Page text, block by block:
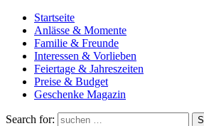
Startseite
Anlässe & Momente
Familie & Freunde
Interessen & Vorlieben
Feiertage & Jahreszeiten
Preise & Budget
Geschenke Magazin
Search for: